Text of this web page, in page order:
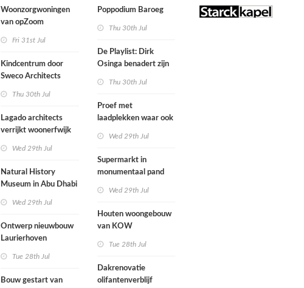
Woonzorgwoningen
van opZoom
nieuwbouw en oude
industriële panden
Fri 31st Jul
Kindcentrum door
Sweco Architects
buitenruimte samen in
hart van dorp
Thu 30th Jul
Lagado architects
verrijkt woonerfwijk
huis
Wed 29th Jul
Natural History
Museum in Abu Dhabi
Wed 29th Jul
Ontwerp nieuwbouw
Laurierhoven
Tue 28th Jul
Bouw gestart van
Poppodium Baroeg
Thu 30th Jul
De Playlist: Dirk
Osinga benadert zijn
Thu 30th Jul
Proef met
laadplekken waar ook
Wed 29th Jul
Supermarkt in
monumentaal pand
Wed 29th Jul
Houten woongebouw
van KOW
herontwikkeling
ziekenhuisterrein
Tue 28th Jul
Dakrenovatie
olifantenverblijf